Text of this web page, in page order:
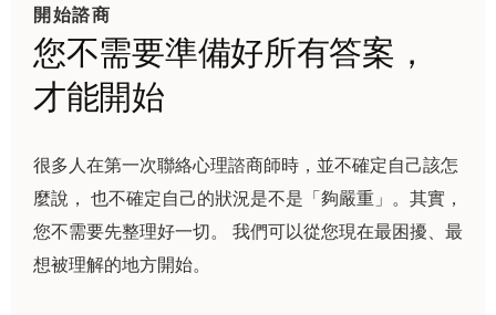
開始諮商
您不需要準備好所有答案，
才能開始
很多人在第一次聯絡心理諮商師時，並不確定自己該怎
麼說， 也不確定自己的狀況是不是「夠嚴重」。其實，
您不需要先整理好一切。 我們可以從您現在最困擾、最
想被理解的地方開始。